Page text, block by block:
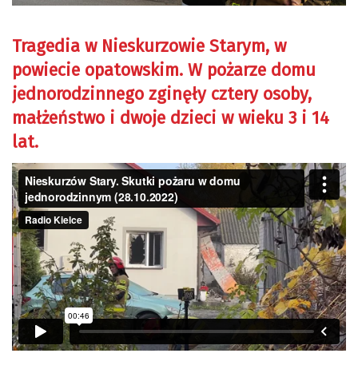
Tragedia w Nieskurzowie Starym, w
powiecie opatowskim. W pożarze domu
jednorodzinnego zginęły cztery osoby,
małżeństwo i dwoje dzieci w wieku 3 i 14
lat.